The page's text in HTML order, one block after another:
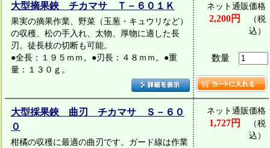
大型摘果鋏 チカマサ Ｔ－６０１Ｋ
果実の摘果作業、野菜（玉葱・キュウリなど）
の収穫、松の手入れ、太物、厚物に適した長
刃。徒長枝の切断も可能。
●全長：１９５ｍｍ。●刃長：４８ｍｍ。●重
量：１３０ｇ。
ネット通販価格
2,200円
（税
込）
数量
大型採果鋏 曲刃 チカマサ Ｓ－６０
０
柑橘の収穫に最適の曲刃です。ガード線は作業
ネット通販価格
1,727円
（税
込）